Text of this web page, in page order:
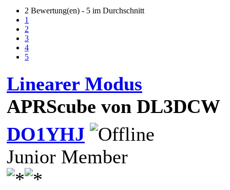
2 Bewertung(en) - 5 im Durchschnitt
1
2
3
4
5
Linearer Modus
APRScube von DL3DCW
DO1YHJ
Junior Member